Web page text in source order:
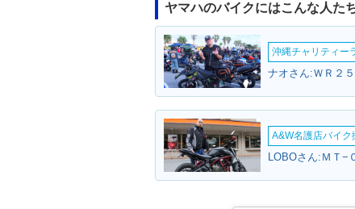
ヤマハのバイクにはこんな人た
沖縄チャリティー
ナオさん:ＷＲ２
A&W名護店バイ
LOBOさん:ＭＴ−